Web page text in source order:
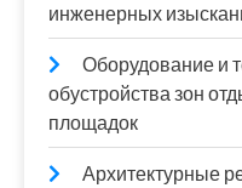
инженерных
Оборудование и
обустройства зон
площадок
Архитектурные